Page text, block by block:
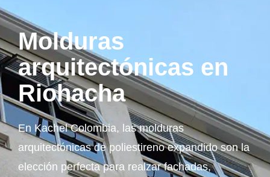
Molduras
arquitectónicas en
Riohacha
En Kachel Colombia, las molduras
arquitectónicas de poliestireno expandido son la
elección perfecta para realzar fachadas,